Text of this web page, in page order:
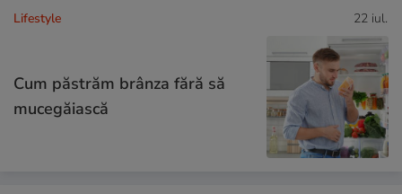
Lifestyle 22 iul.
Cum păstrăm brânza fără să
mucegăiască